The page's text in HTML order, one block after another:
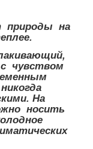
природы на
чувством
На
носить